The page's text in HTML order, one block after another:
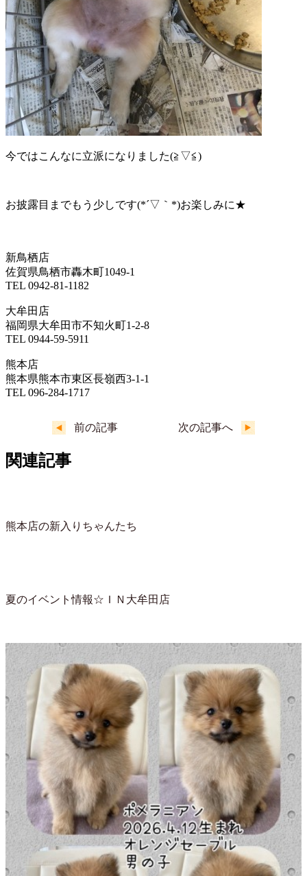
今ではこんなに立派になりました(≧▽≦)
お披露目までもう少しです(*´▽｀*)お楽しみに★
新鳥栖店
佐賀県鳥栖市轟木町1049-1
TEL 0942-81-1182
大牟田店
福岡県大牟田市不知火町1-2-8
TEL 0944-59-5911
熊本店
熊本県熊本市東区長嶺西3-1-1
TEL 096-284-1717
前の記事 次の記事へ
関連記事
熊本店の新入りちゃんたち
夏のイベント情報☆ＩＮ大牟田店